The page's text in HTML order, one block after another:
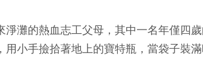
灘的熱血志工父母，其中一名年僅四
用小手撿拾著地上的寶特瓶，當袋子裝